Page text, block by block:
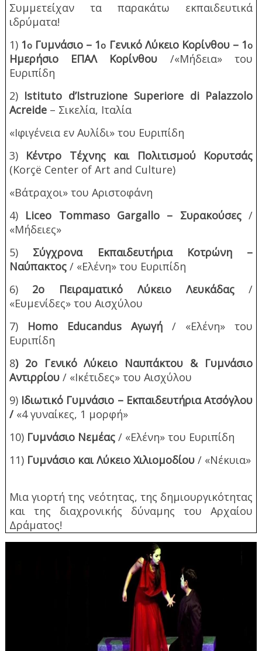
Συμμετείχαν τα παρακάτω εκπαιδευτικά
ιδρύματα!
1) 1οΓυμνάσιο – 1ο Γενικό Λύκειο Κορίνθου – 1ο
Ημερήσιο ΕΠΑΛ Κορίνθου /«Μήδεια» του
Ευριπίδη
2) Istituto d’Istruzione Superiore di Palazzolo
Acreide– Σικελία, Ιταλία
«Ιφιγένεια εν Αυλίδι» του Ευριπίδη
3) Κέντρο Τέχνης και Πολιτισμού Κορυτσάς
(Korçë Center of Art and Culture)
«Βάτραχοι» του Αριστοφάνη
4) Liceo Tommaso Gargallo – Συρακούσες/
«Μήδειες»
5) Σύγχρονα Εκπαιδευτήρια Κοτρώνη –
Ναύπακτος/ «Ελένη» του Ευριπίδη
6) 2ο Πειραματικό Λύκειο Λευκάδας/
«Ευμενίδες» του Αισχύλου
7) Homo Educandus Αγωγή / «Ελένη» του
Ευριπίδη
8) 2ο Γενικό Λύκειο Ναυπάκτου & Γυμνάσιο
Αντιρρίου/ «Ικέτιδες» του Αισχύλου
9) Ιδιωτικό Γυμνάσιο – Εκπαιδευτήρια Ατσόγλου
/«4 γυναίκες, 1 μορφή»
10) Γυμνάσιο Νεμέας/ «Ελένη» του Ευριπίδη
11) Γυμνάσιο και Λύκειο Χιλιομοδίου/ «Νέκυια»
Μια γιορτή της νεότητας, της δημιουργικότητας
και της διαχρονικής δύναμης του Αρχαίου
Δράματος!